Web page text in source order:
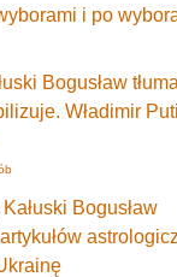
i po
Bogusław
Władimir
Kałuski Bogusław